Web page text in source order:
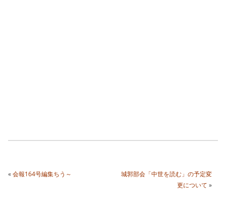
«会報164号編集ちう～
城郭部会「中世を読む」の予定変
更について »